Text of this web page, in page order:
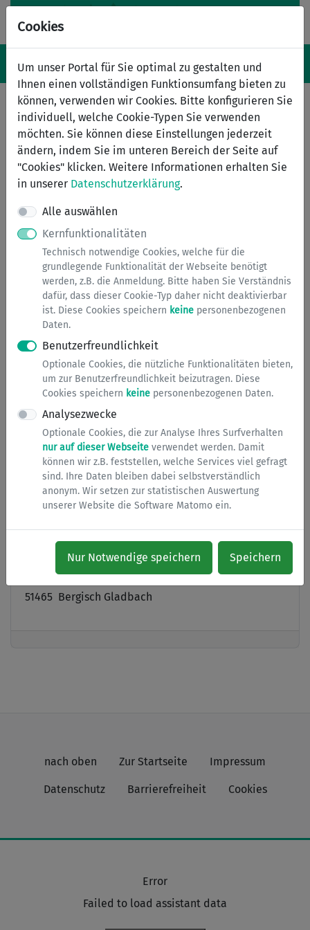
Cookies
Um unser Portal für Sie optimal zu gestalten und
Ihnen einen vollständigen Funktionsumfang bieten zu
können, verwenden wir Cookies. Bitte konfigurieren Sie
individuell, welche Cookie-Typen Sie verwenden
möchten. Sie können diese Einstellungen jederzeit
ändern, indem Sie im unteren Bereich der Seite auf
"Cookies" klicken. Weitere Informationen erhalten Sie
in unserer Datenschutzerklärung.
Alle auswählen
Kernfunktionalitäten
Technisch notwendige Cookies, welche für die
grundlegende Funktionalität der Webseite benötigt
werden, z.B. die Anmeldung. Bitte haben Sie Verständnis
dafür, dass dieser Cookie-Typ daher nicht deaktivierbar
ist. Diese Cookies speichern keine personenbezogenen
Daten.
Benutzerfreundlichkeit
Optionale Cookies, die nützliche Funktionalitäten bieten,
um zur Benutzerfreundlichkeit beizutragen. Diese
Cookies speichern keine personenbezogenen Daten.
Analysezwecke
Optionale Cookies, die zur Analyse Ihres Surfverhalten
nur auf dieser Webseite verwendet werden. Damit
können wir z.B. feststellen, welche Services viel gefragt
sind. Ihre Daten bleiben dabei selbstverständlich
anonym. Wir setzen zur statistischen Auswertung
unserer Website die Software Matomo ein.
Nur Notwendige speichern Speichern
Navigation ein-/ausblenden
Menü
Zinssenkungsanträge
Anträge für Zinssenkung können von Eigentümern eines
Familienheims oder einer Eigentumswohnung, welche
öffentliche Mittel oder ein Förderdarlehn von der
NRW.Bank erhalten haben, gestellt werden.
Grundsätzlich werden die Darlehnsnehmer vor einer
anstehenden Zinserhöhung von der NRW.Bank
aufgefordert, einen Antrag auf Zinssenkung zu stellen.
Unabhängig von diesem üblichen Ablauf, könnten Sie bei
uns prüfen lassen, ob eine Zinssenkung aufgrund der vom
01.01.2019 erfolgten Erhöhung der Einkommensgrenze
möglich wäre, sofern Sie Zinsen für das Darlehn zahlen
müssen.
zuständige Abteilungen
Kontakt
Wohnungswesen
E-Mail senden
02202 14-2531
Stadthaus Konrad-Adenauer-Platz
51465 Bergisch Gladbach
nach oben Zur Startseite Impressum
Datenschutz Barrierefreiheit Cookies
Error
Failed to load assistant data